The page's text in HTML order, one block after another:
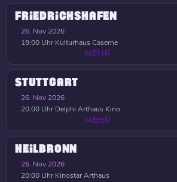
FRIEDRICHSHAFEN
26. Nov 2026
19:00 Uhr Kulturhaus Caserne
MEHR
STUTTGART
26. Nov 2026
20:00 Uhr Delphi Arthaus Kino
MEHR
HEILBRONN
26. Nov 2026
20:00 Uhr Kinostar Arthaus